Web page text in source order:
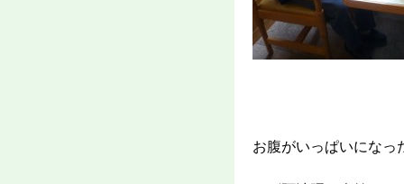
お腹がいっぱいになっ